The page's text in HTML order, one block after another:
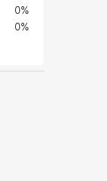
0%
0%